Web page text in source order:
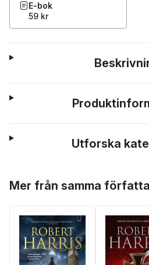
E-bok
59 kr
Utforska
Mer från samma